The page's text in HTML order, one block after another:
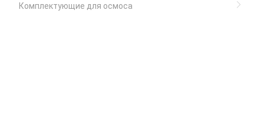
Комплектующие для осмоса